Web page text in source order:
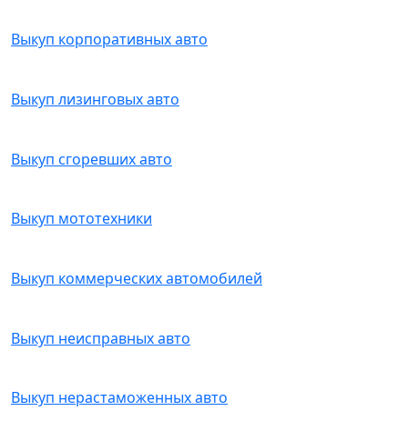
Выкуп корпоративных авто
Выкуп лизинговых авто
Выкуп сгоревших авто
Выкуп мототехники
Выкуп коммерческих автомобилей
Выкуп неисправных авто
Выкуп нерастаможенных авто